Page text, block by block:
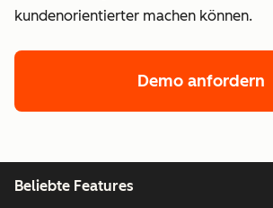
kundenorientierter machen können.
Demo anfordern
Beliebte Features